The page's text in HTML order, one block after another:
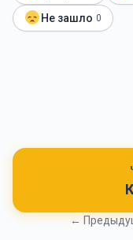
Не зашло 0
←